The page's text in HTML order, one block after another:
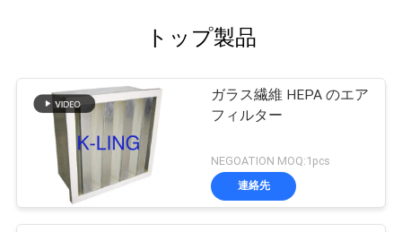
トップ製品
ガラス繊維 HEPA のエア
フィルター
NEGOATION MOQ:1pcs
連絡先